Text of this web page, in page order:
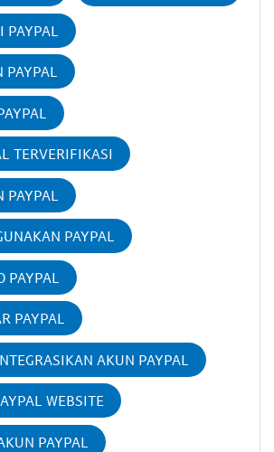
PAYPAL
PAYPAL
TERVERIFIKASI
PAYPAL
PAYPAL
PAYPAL
PAYPAL
AKUN PAYPAL
WEBSITE
PAYPAL